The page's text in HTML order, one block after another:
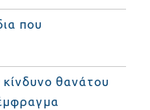
που
θανάτου